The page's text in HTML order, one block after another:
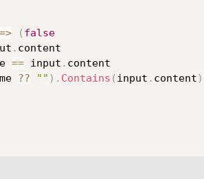
=> ( false
. content
== input . content
?? "" ) . Contains ( input . content )